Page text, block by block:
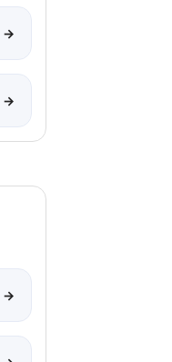
→
→
→